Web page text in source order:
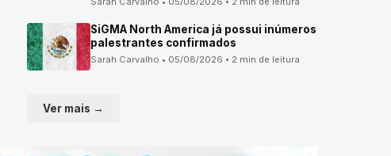
SiGMA North America já possui inúmeros
palestrantes confirmados
Sarah Carvalho • 05/08/2026 • 2 min de leitura
Ver mais →